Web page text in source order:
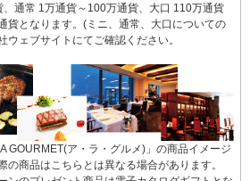
、通常 1万通貨～100万通貨、大口 110万通貨
貨となります。(ミニ、通常、大口についての
ウェブサイトにてご確認ください。
GOURMET(ア・ラ・グルメ)」の商品イメージ
の商品はこちらとは異なる場合があります。